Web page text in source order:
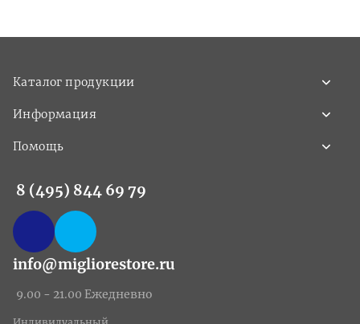
Каталог продукции
Информация
Помощь
8 (495) 844 69 79
info@migliorestore.ru
9.00 - 21.00 Ежедневно